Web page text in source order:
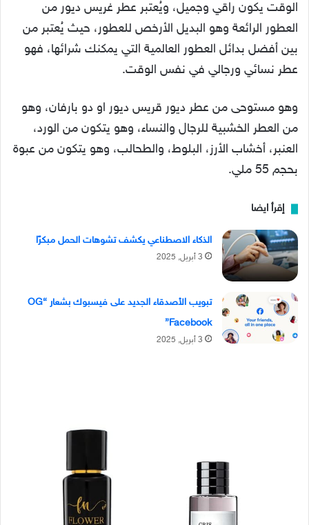
الوقت يكون راقي وجميل، ويُعتبر عطر غريس ديور من
العطور الرائعة وهو البديل الأرخص للعطور، حيث يُعتبر من
بين أفضل بدائل العطور العالمية التي يمكنك شرائها، فهو
عطر نسائي ورجالي في نفس الوقت.
وهو مستوحى من عطر ديور قريس ديور او دو بارفان، وهو
من العطر الخشبية للرجال والنساء، وهو يتكون من الورد،
العنبر، أخشاب الأرز، البلوط، والطحالب، وهو يتكون من عبوة
بحجم 55 ملي.
إقرأ ايضا
الذكاء الاصطناعي يكشف تشوهات الحمل مبكرًا
3 أبريل, 2025
تبويب الأصدقاء الجديد على فيسبوك بشعار “OG
Facebook”
3 أبريل, 2025